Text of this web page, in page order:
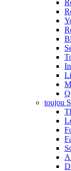
toujou